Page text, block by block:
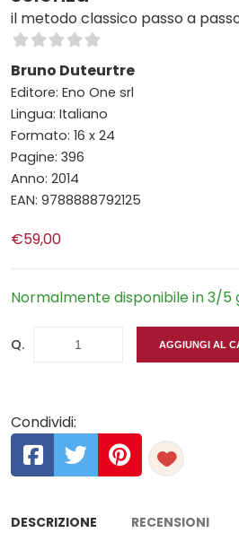
il metodo classico passo a
Bruno Duteurtre
Editore: Eno One srl
Lingua: Italiano
Formato: 16 x 24
Pagine: 396
Anno: 2014
EAN: 9788888792125
€59,00
Normalmente disponibile in 3/5
Q. AGGIUNGI AL
Condividi:
DESCRIZIONE RECENSIONI